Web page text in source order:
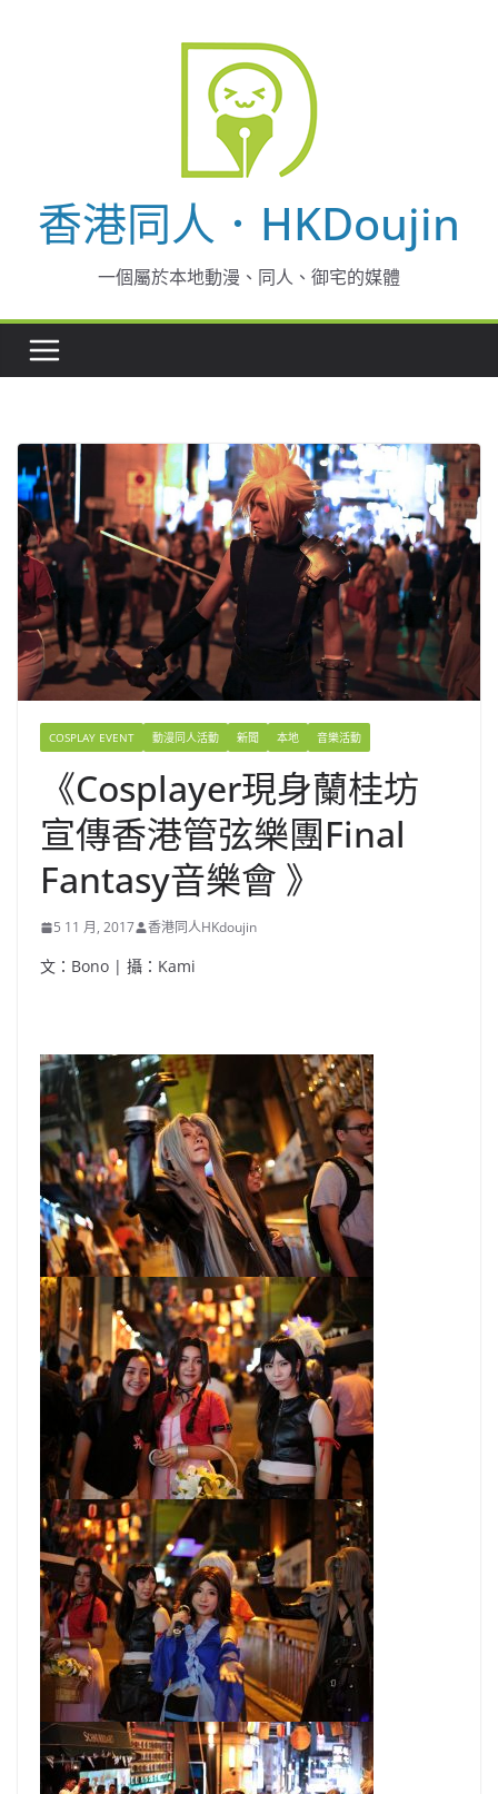
香港同人．HKDoujin
一個屬於本地動漫、同人、御宅的媒體
COSPLAY EVENT 動漫同人活動 新聞 本地 音樂活動
《Cosplayer現身蘭桂坊
宣傳香港管弦樂團Final
Fantasy音樂會 》
5 11 月, 2017 香港同人HKdoujin
文：Bono | 攝：Kami